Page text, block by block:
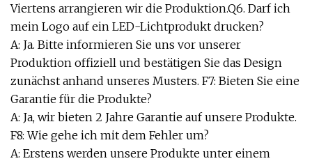
Viertens arrangieren wir die Produktion.Q6. Darf ich
mein Logo auf ein LED-Lichtprodukt drucken?
A: Ja. Bitte informieren Sie uns vor unserer
Produktion offiziell und bestätigen Sie das Design
zunächst anhand unseres Musters. F7: Bieten Sie eine
Garantie für die Produkte?
A: Ja, wir bieten 2 Jahre Garantie auf unsere Produkte.
F8: Wie gehe ich mit dem Fehler um?
A: Erstens werden unsere Produkte unter einem